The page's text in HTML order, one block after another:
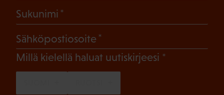
Sukunimi
Sähköpostiosoite
Millä kielellä haluat uutiskirjeesi (Pakollinen)